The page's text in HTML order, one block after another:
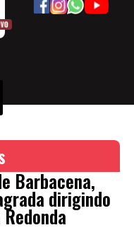
Barbacena,
dirigindo